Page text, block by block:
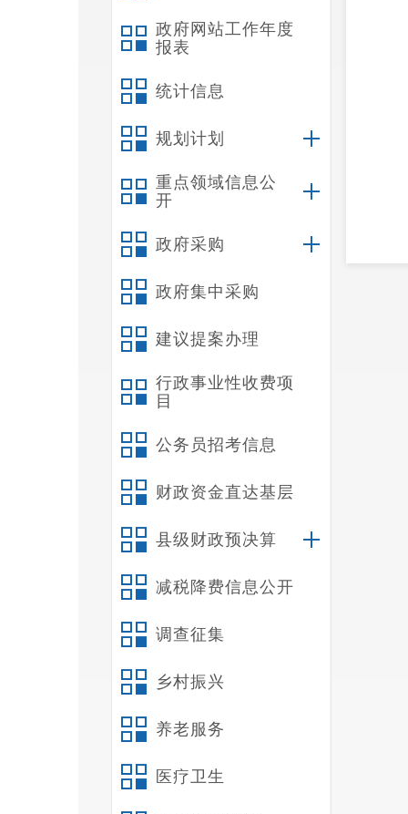
政府网站工作年度
报表
统计信息
规划计划
重点领域信息公
开
政府采购
政府集中采购
建议提案办理
行政事业性收费项
目
公务员招考信息
财政资金直达基层
县级财政预决算
减税降费信息公开
调查征集
乡村振兴
养老服务
医疗卫生